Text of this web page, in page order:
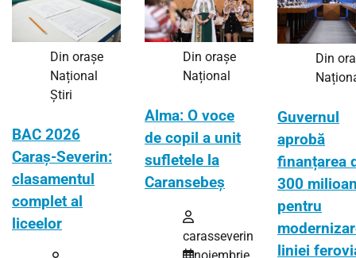
Din orașe
Național
Știri
BAC 2026
Caraș-Severin:
clasamentul
complet al
liceelor
Din orașe
Național
Alma: O voce
de copil a unit
sufletele la
Caransebeș
carasseverin
Din
Guvernul
aprobă
finanțarea
300
pentru
liniei